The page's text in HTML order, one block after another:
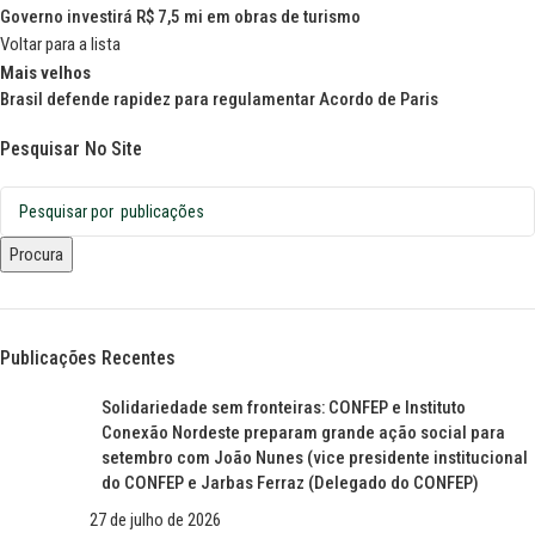
Governo investirá R$ 7,5 mi em obras de turismo
Voltar para a lista
Mais velhos
Brasil defende rapidez para regulamentar Acordo de Paris
Pesquisar No Site
Procura
Publicações Recentes
Solidariedade sem fronteiras: CONFEP e Instituto
Conexão Nordeste preparam grande ação social para
setembro com João Nunes (vice presidente institucional
do CONFEP e Jarbas Ferraz (Delegado do CONFEP)
27 de julho de 2026